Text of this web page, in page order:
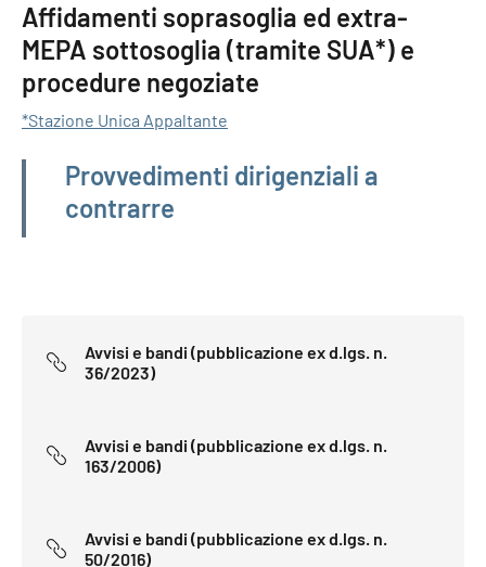
Affidamenti soprasoglia ed extra-
MEPA sottosoglia (tramite SUA*) e
procedure negoziate
*Stazione Unica Appaltante
Amministrazione trasparente
Provvedimenti dirigenziali a
contrarre
Avvisi e bandi (pubblicazione ex d.lgs. n.
36/2023)
Avvisi e bandi (pubblicazione ex d.lgs. n.
163/2006)
Avvisi e bandi (pubblicazione ex d.lgs. n.
50/2016)